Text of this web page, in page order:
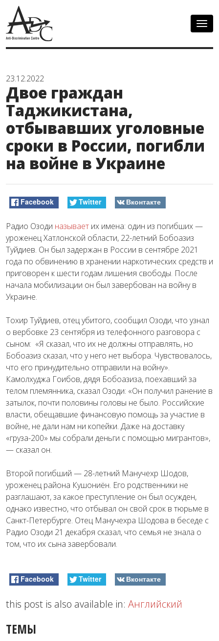
23.12.2022
Двое граждан
Таджикистана,
отбывавших уголовные
сроки в России, погибли
на войне в Украине
Facebook Twitter Вконтакте
Радио Озоди называет их имена: один из погибших —
уроженец Хатлонской области, 22-летний Бобоазиз
Туйдиев. Он был задержан в России в сентябре 2021
года по обвинению в хранении наркотических средств и
приговорен к шести годам лишения свободы. После
начала мобилизации он был завербован на войну в
Украине.
Тохир Туйдиев, отец убитого, сообщил Озоди, что узнал
о вербовке 23 сентября из телефонного разговора с
сыном: «Я сказал, что их не должны отправлять, но
Бобоазиз сказал, что у него нет выбора. Чувствовалось,
что его принудительно отправили на войну».
Камолхуджа Гоибов, дядя Бобоазиза, поехавший за
телом племянника, сказал Озоди: «Он получил ранение в
затылок, почти половины головы не было. Российские
власти, обещавшие финансовую помощь за участие в
войне, не дали нам ни копейки. Даже на доставку
«груза-200» мы собрали деньги с помощью мигрантов»,
— сказал он.
Второй погибший — 28-летний Манучехр Шодов,
уроженец района Кушониён. Его родственники не
разглашают, за какое преступление он был осужден,
однако известно, что отбывал он свой срок в тюрьме в
Санкт-Петербурге. Отец Манучехра Шодова в беседе с
Радио Озоди 21 декабря сказал, что семья не знала о
том, что их сына завербовали.
Facebook Twitter Вконтакте
this post is also available in: Английский
ТЕМЫ